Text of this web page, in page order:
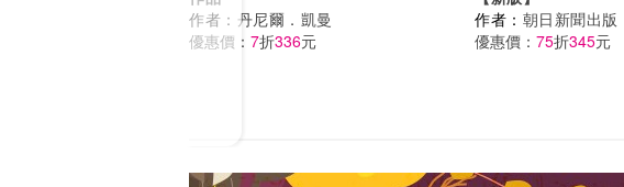
作者： 丹尼爾．凱曼
優惠價： 7折336元
作者： 朝日新聞出版
優惠價： 75折345元